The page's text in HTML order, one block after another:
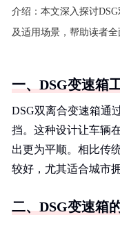
介绍： 本文深入探讨
及适用场景，帮助读者
一、DSG变速箱
DSG双离合变速箱通
挡。这种设计让车辆
出更为平顺。相比传
较好，尤其适合城市
二、DSG变速箱